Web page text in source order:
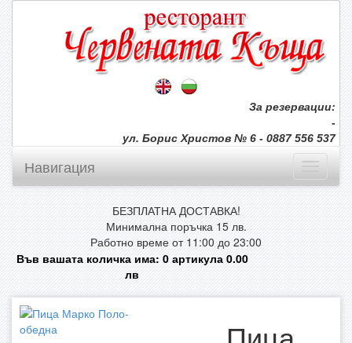
За резервации:
-
ул. Борис Христов № 6 - 0887 556 537
Навигация
БЕЗПЛАТНА ДОСТАВКА!
Минимална поръчка 15 лв.
Работно време от 11:00 до 23:00
Във вашата количка има:0артикула0.00
лв